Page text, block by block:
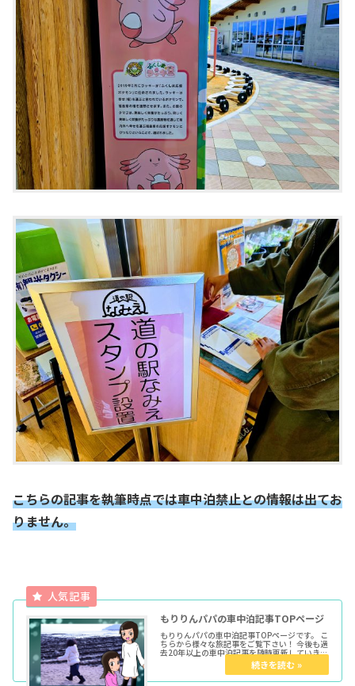
こちらの記事を執筆時点では車中泊禁止との情報は出てお
りません。
もりりんパパの車中泊記事TOPページ
もりりんパパの車中泊記事TOPページです。 こ
ちらから様々な旅記事をご覧下さい！ 今後も過
去20年以上の車中泊記事を随時更新していきま
す。 ★各種トップページはこちらからどうぞ育
児マンガTOP車中泊TOPきょうだい児TOPウー
マンエキサイト...